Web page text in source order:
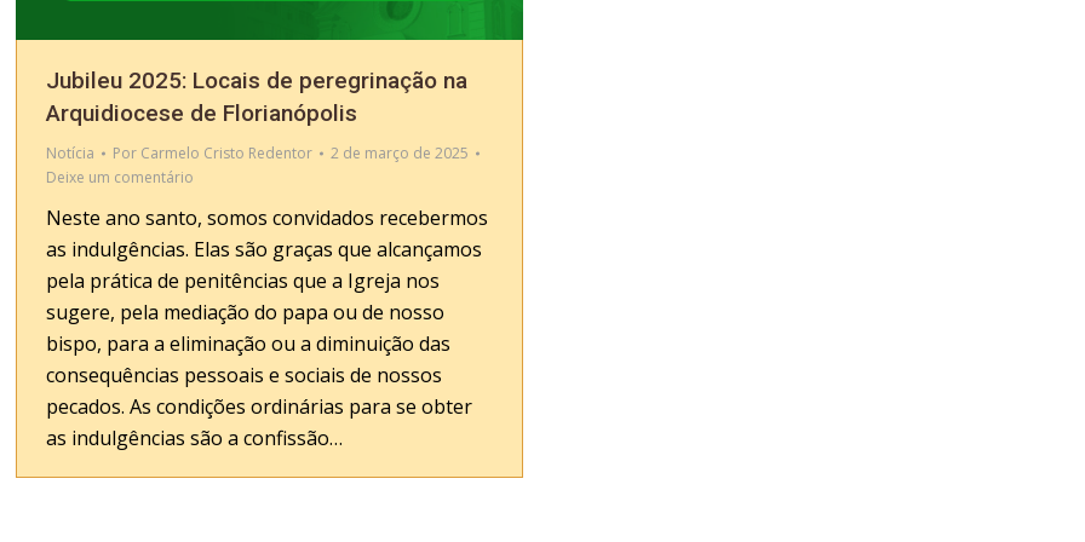
Jubileu 2025: Locais de peregrinação na
Arquidiocese de Florianópolis
Notícia Por Carmelo Cristo Redentor
2 de março de 2025
Deixe um comentário
Neste ano santo, somos convidados recebermos
as indulgências. Elas são graças que alcançamos
pela prática de penitências que a Igreja nos
sugere, pela mediação do papa ou de nosso
bispo, para a eliminação ou a diminuição das
consequências pessoais e sociais de nossos
pecados. As condições ordinárias para se obter
as indulgências são a confissão…